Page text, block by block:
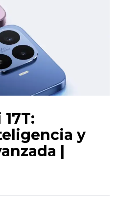
y
|